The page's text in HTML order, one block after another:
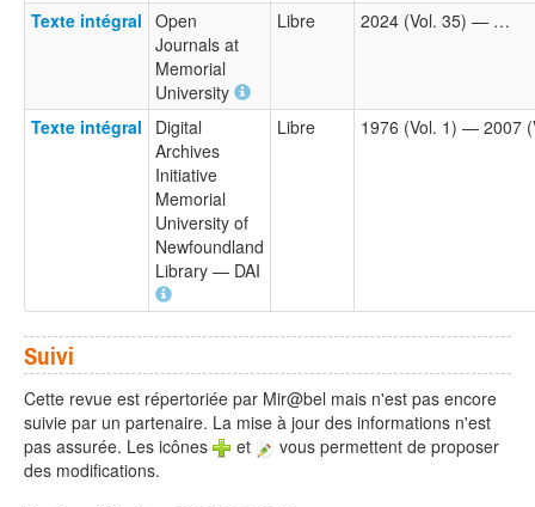
Texte intégral Open
Journals at
Memorial
University
Libre 2024 (Vol. 35) — …
Texte intégral
Digital
Archives
Initiative
Memorial
University of
Newfoundland
Library — DAI
Libre 1976 (Vol. 1) — 2007
Suivi
Cette revue est répertoriée par Mir@bel mais n'est pas encore
suivie par un partenaire. La mise à jour des informations n'est
pas assurée. Les icônes
et
vous permettent de proposer
des modifications.